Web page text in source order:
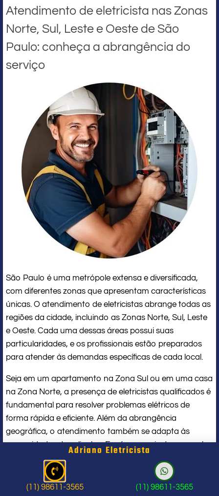
Atendimento de eletricista nas Zonas
Norte, Sul, Leste e Oeste de São
Paulo: conheça a abrangência do
serviço
São Paulo é uma metrópole extensa e diversificada,
com diferentes zonas que apresentam características
únicas. O atendimento de eletricistas abrange todas as
regiões da cidade, incluindo as Zonas Norte, Sul, Leste
e Oeste. Cada uma dessas áreas possui suas
particularidades, e os profissionais estão preparados
para atender às demandas específicas de cada local.
Seja em um apartamento na Zona Sul ou em uma casa
na Zona Norte, a presença de eletricistas qualificados é
fundamental para resolver problemas elétricos de
forma rápida e eficiente. Além da abrangência
geográfica, o atendimento também se adapta às
necessidades dos clientes. Em áreas mais densamente
por serviços elétricos pode ser maior devido ao número
elevado de residências e estabelecimentos comerciais.
Adriano Eletricista
(11) 98611-3565 (11) 98611-3565